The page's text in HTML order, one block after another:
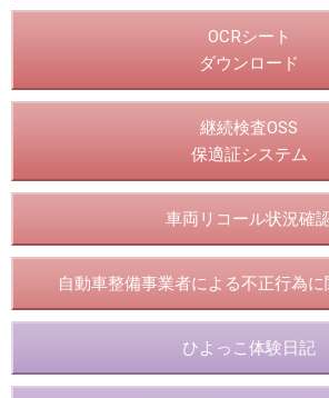
OCRシート
ダウンロード
継続検査OSS
保適証システム
車両リコール状況確
自動車整備事業者による不正行為
ひよっこ体験日記